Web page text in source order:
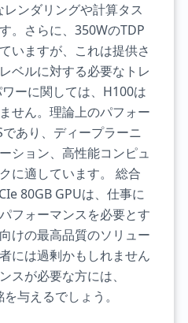
ンダリングや計算タス
。さらに、350WのTDP
いますが、これは提供さ
ベルに対する必要なトレ
ーに関しては、H100は
せん。理論上のパフォー
あり、ディープラーニ
ション、高性能コンピュ
に適しています。 総合
80GB GPUは、仕事に
フォーマンスを必要とす
けの最高品質のソリュー
には過剰かもしれません
スが必要な方には、
与えるでしょう。